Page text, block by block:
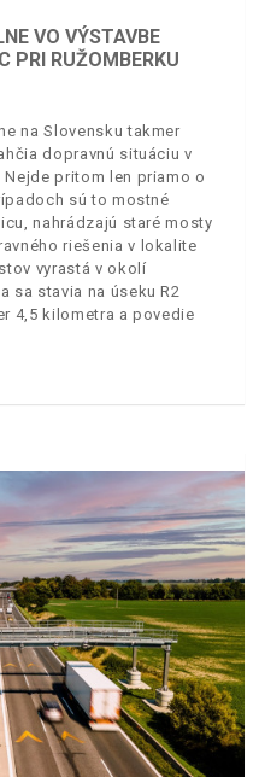
VO VÝSTAVBE
PRI RUŽOMBERKU
na Slovensku takmer
dopravnú situáciu v
pritom len priamo o
sú to mostné
nahrádzajú staré mosty
riešenia v lokalite
vyrastá v okolí
sa stavia na úseku R2
4,5 kilometra a povedie